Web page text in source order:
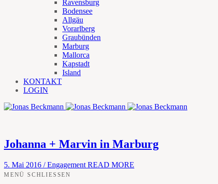
Ravensburg
Bodensee
Allgäu
Vorarlberg
Graubünden
Marburg
Mallorca
Kapstadt
Island
KONTAKT
LOGIN
Johanna + Marvin in Marburg
5. Mai 2016 /Engagement READ MORE
MENÜ SCHLIESSEN